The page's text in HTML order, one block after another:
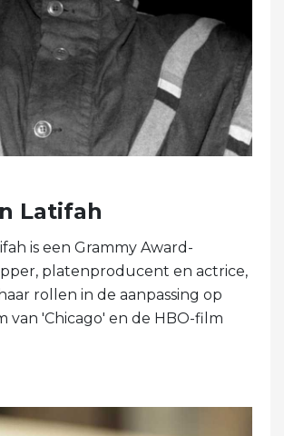
Latifah
is een Grammy Award-
platenproducent en actrice,
rollen in de aanpassing op
van 'Chicago' en de HBO-film